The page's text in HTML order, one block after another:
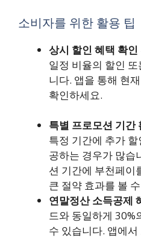
소비자를 위한 활용 팁
상시 할인 혜택 확인
일정 비율의 할인
니다. 앱을 통해 현
확인하세요.
특별 프로모션 기간
특정 기간에 추가
공하는 경우가 많습
션 기간에 부천페이
큰 절약 효과를 볼
연말정산 소득공제
드와 동일하게 30%
수 있습니다. 앱에